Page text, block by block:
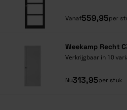
Vanaf559,95per
Weekamp Recht
Verkrijgbaar in 10
Nu313,95per stuk